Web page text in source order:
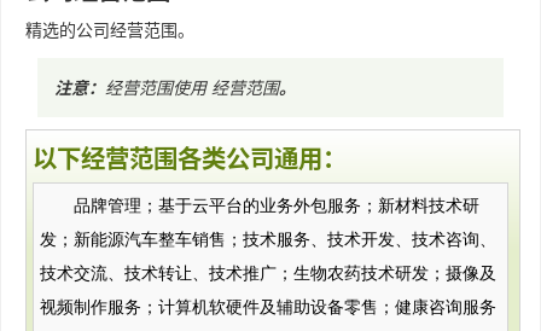
精选的公司经营范围。
注意： 经营范围使用经营范围。
以下经营范围各类公司通用：
品牌管理；基于云平台的业务外包服务；新材料技术研
发；新能源汽车整车销售；技术服务、技术开发、技术咨询、
技术交流、技术转让、技术推广；生物农药技术研发；摄像及
视频制作服务；计算机软硬件及辅助设备零售；健康咨询服务